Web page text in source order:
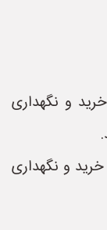
و نگهداری
و نگهداری